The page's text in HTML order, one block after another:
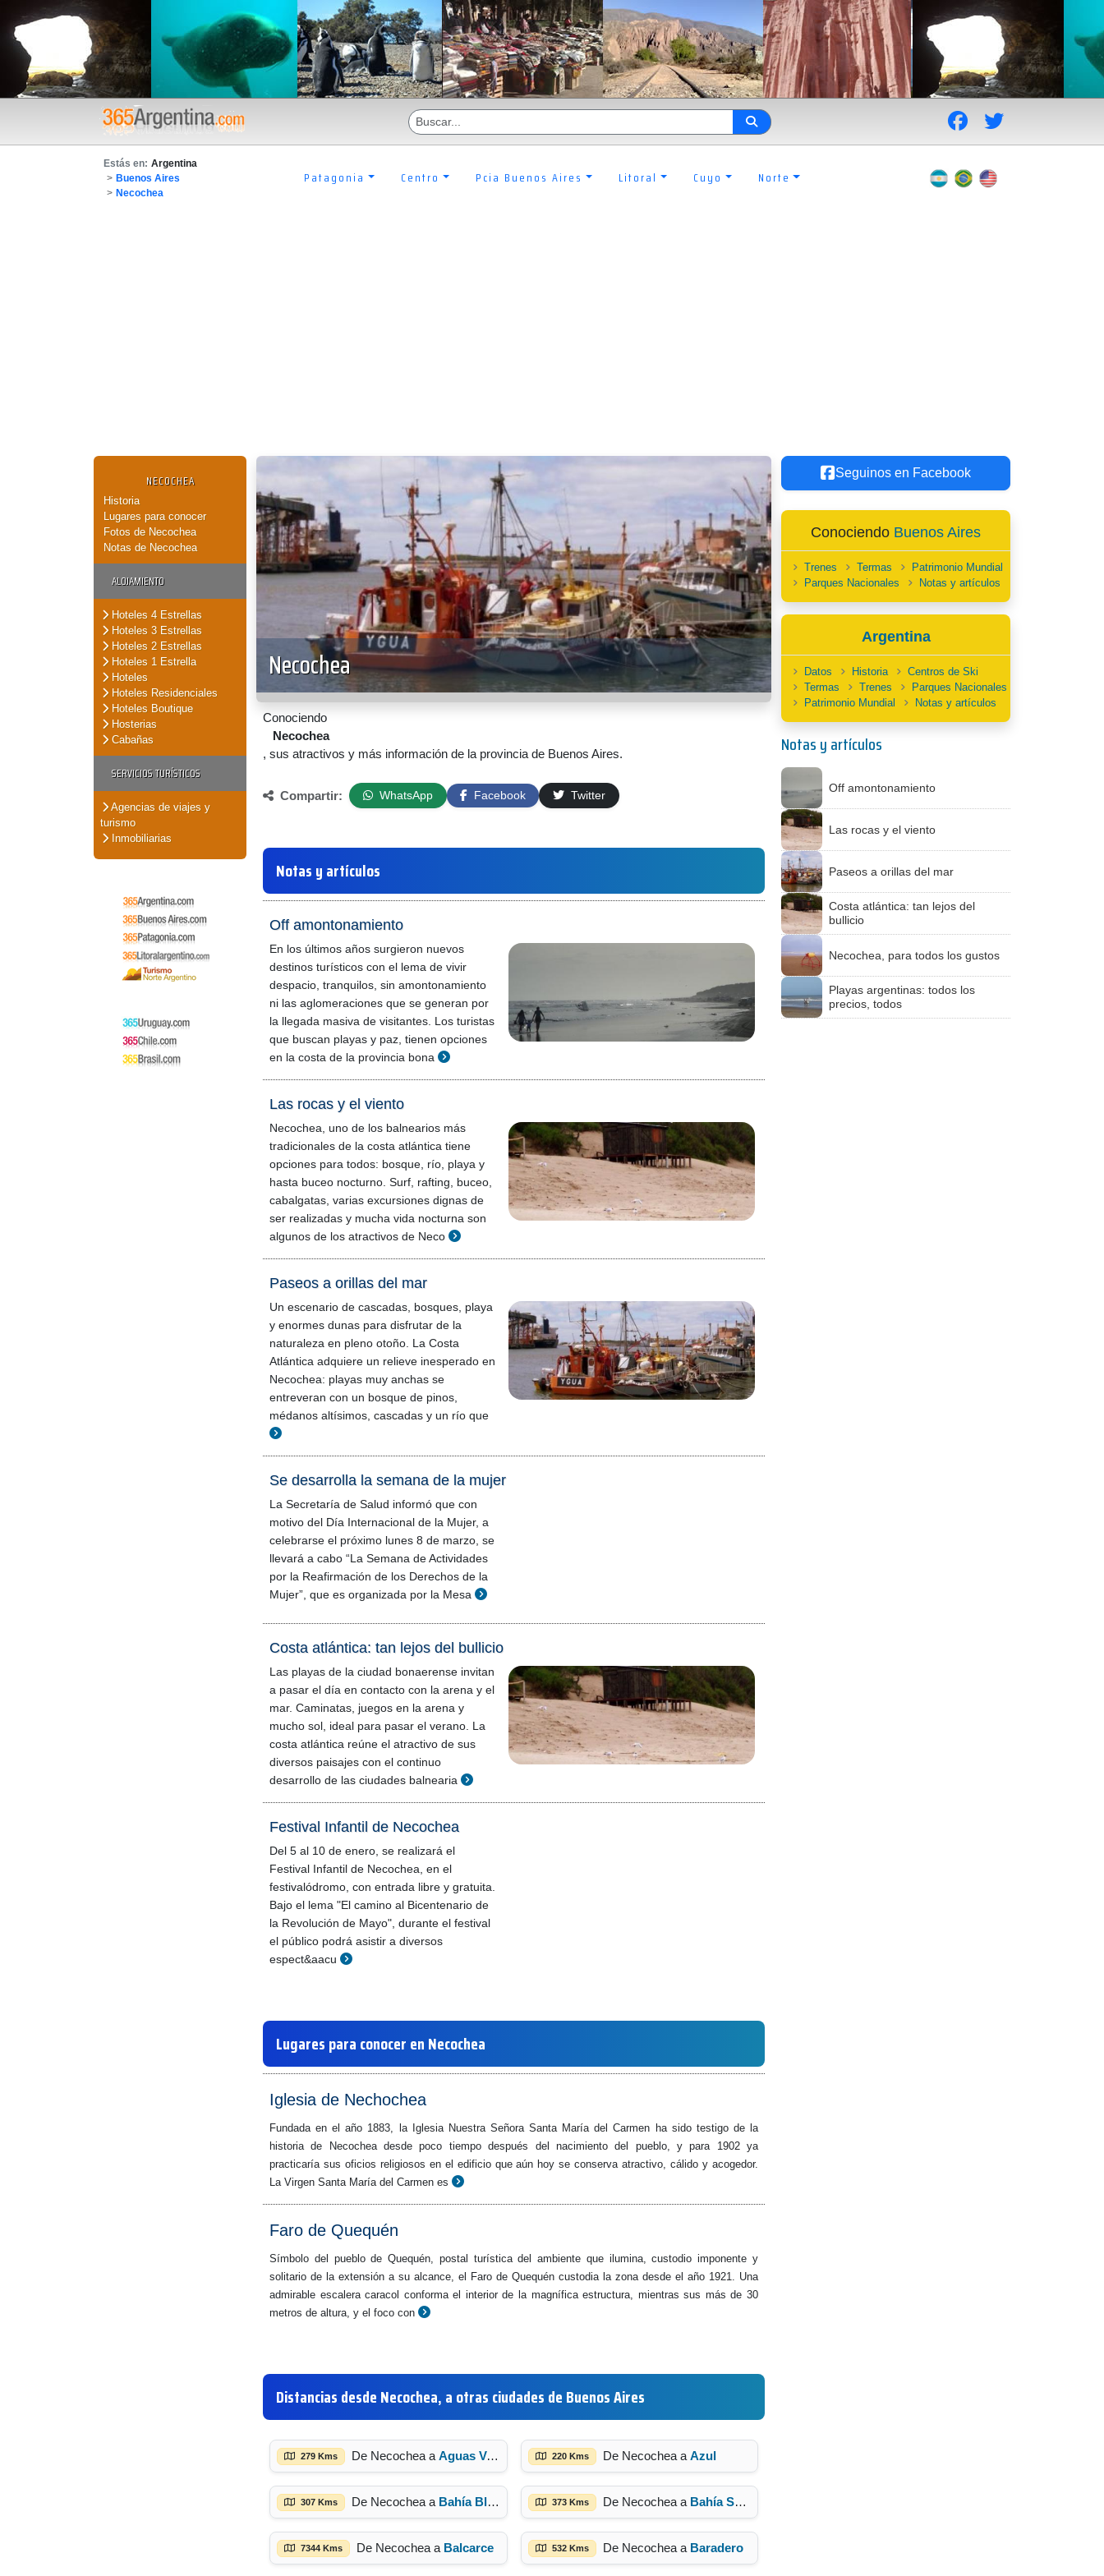
Estás en: Argentina
> Buenos Aires
> Necochea
Patagonia Centro Pcia Buenos Aires Litoral Cuyo Norte
NECOCHEA
Historia
Lugares para conocer
Fotos de Necochea
Notas de Necochea
ALOJAMIENTO
Hoteles 4 Estrellas
Hoteles 3 Estrellas
Hoteles 2 Estrellas
Hoteles 1 Estrella
Hoteles
Hoteles Residenciales
Hoteles Boutique
Hosterias
Cabañas
SERVICIOS TURÍSTICOS
Agencias de viajes y
turismo
Inmobiliarias
Necochea
Conociendo
Necochea
, sus atractivos y más información de la provincia de Buenos Aires.
Compartir: WhatsApp Facebook Twitter
Notas y artículos
Off amontonamiento
En los últimos años surgieron nuevos
destinos turísticos con el lema de vivir
despacio, tranquilos, sin amontonamiento
ni las aglomeraciones que se generan por
la llegada masiva de visitantes. Los turistas
que buscan playas y paz, tienen opciones
en la costa de la provincia bona
Las rocas y el viento
Necochea, uno de los balnearios más
tradicionales de la costa atlántica tiene
opciones para todos: bosque, río, playa y
hasta buceo nocturno. Surf, rafting, buceo,
cabalgatas, varias excursiones dignas de
ser realizadas y mucha vida nocturna son
algunos de los atractivos de Neco
Paseos a orillas del mar
Un escenario de cascadas, bosques, playa
y enormes dunas para disfrutar de la
naturaleza en pleno otoño. La Costa
Atlántica adquiere un relieve inesperado en
Necochea: playas muy anchas se
entreveran con un bosque de pinos,
médanos altísimos, cascadas y un río que
Se desarrolla la semana de la mujer
La Secretaría de Salud informó que con
motivo del Día Internacional de la Mujer, a
celebrarse el próximo lunes 8 de marzo, se
llevará a cabo “La Semana de Actividades
por la Reafirmación de los Derechos de la
Mujer”, que es organizada por la Mesa
Costa atlántica: tan lejos del bullicio
Las playas de la ciudad bonaerense invitan
a pasar el día en contacto con la arena y el
mar. Caminatas, juegos en la arena y
mucho sol, ideal para pasar el verano. La
costa atlántica reúne el atractivo de sus
diversos paisajes con el continuo
desarrollo de las ciudades balnearia
Festival Infantil de Necochea
Del 5 al 10 de enero, se realizará el
Festival Infantil de Necochea, en el
festivalódromo, con entrada libre y gratuita.
Bajo el lema "El camino al Bicentenario de
la Revolución de Mayo", durante el festival
el público podrá asistir a diversos
espect&aacu
Lugares para conocer en Necochea
Iglesia de Nechochea
Fundada en el año 1883, la Iglesia Nuestra Señora Santa María del Carmen ha sido testigo de la
historia de Necochea desde poco tiempo después del nacimiento del pueblo, y para 1902 ya
practicaría sus oficios religiosos en el edificio que aún hoy se conserva atractivo, cálido y acogedor.
La Virgen Santa María del Carmen es
Faro de Quequén
Símbolo del pueblo de Quequén, postal turística del ambiente que ilumina, custodio imponente y
solitario de la extensión a su alcance, el Faro de Quequén custodia la zona desde el año 1921. Una
admirable escalera caracol conforma el interior de la magnífica estructura, mientras sus más de 30
metros de altura, y el foco con
Distancias desde Necochea, a otras ciudades de Buenos Aires
279 Kms De Necochea a Aguas Verdes 220 Kms De Necochea a Azul
307 Kms De Necochea a Bahía Blanca 373 Kms De Necochea a Bahía San Blas
7344 Kms De Necochea a Balcarce 532 Kms De Necochea a Baradero
Seguinos en Facebook
Conociendo Buenos Aires
Trenes Termas
Patrimonio Mundial
Parques Nacionales
Notas y artículos
Argentina
Datos Historia
Centros de Ski
Termas
Trenes
Parques Nacionales
Patrimonio Mundial
Notas y artículos
Notas y artículos
Off amontonamiento
Las rocas y el viento
Paseos a orillas del mar
Costa atlántica: tan lejos del
bullicio
Necochea, para todos los gustos
Playas argentinas: todos los
precios, todos